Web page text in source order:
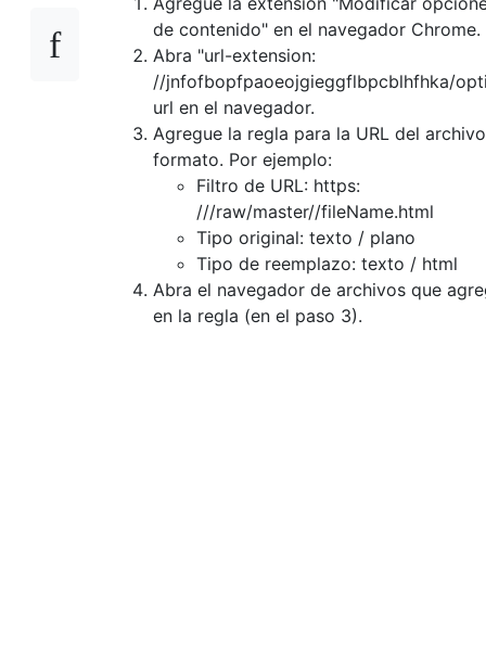
de contenido" en el navegador Chrome.
Abra "url-extension:
//jnfofbopfpaoeojgieggflbpcblhfhka/
url en el navegador.
Agregue la regla para la URL del
formato. Por ejemplo:
Filtro de URL: https:
///raw/master//fileName.html
Tipo original: texto / plano
Tipo de reemplazo: texto / html
Abra el navegador de archivos que
en la regla (en el paso 3).